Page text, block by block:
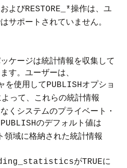
およびRESTORE_*操作は、ユ
サポートされていません。
ケージは統計情報を収集して
す。ユーザーは、
を使用してPUBLISHオプショ
って、これらの統計情報
くシステムのプライベート・
PUBLISHのデフォルト値は
領域に格納された統計情報
がTRUEに